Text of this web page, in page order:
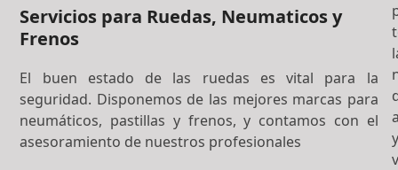
Servicios para Ruedas, Neumaticos y
Frenos
El buen estado de las ruedas es vital para la
seguridad. Disponemos de las mejores marcas para
neumáticos, pastillas y frenos, y contamos con el
asesoramiento de nuestros profesionales
y